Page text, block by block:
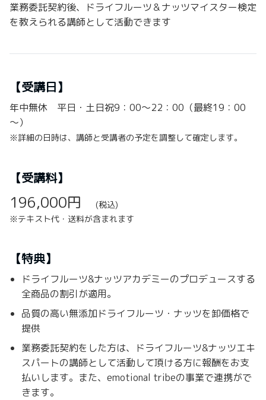
業務委託契約後、ドライフルーツ＆ナッツマイスター検定
を教えられる講師として活動できます
【受講日】
年中無休 平日・土日祝9：00～22：00（最終19：00
～）
※詳細の日時は、講師と受講者の予定を調整して確定します。
【受講料】
196,000円
(税込)
※テキスト代・送料が含まれます
【特典】
ドライフルーツ&ナッツアカデミーのプロデュースする
全商品の割引が適用。
品質の高い無添加ドライフルーツ・ナッツを卸価格で
提供
業務委託契約をした方は、ドライフルーツ&ナッツエキ
スパートの講師として活動して頂ける方に報酬をお支
払いします。また、emotional tribeの事業で連携がで
きます。